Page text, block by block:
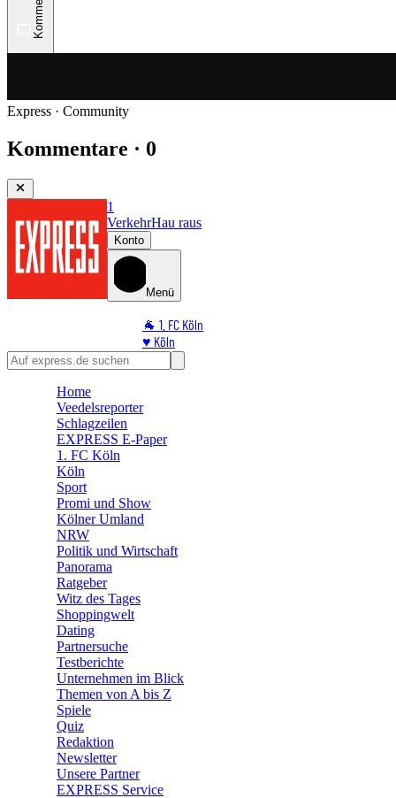
Express · Community
Kommentare · 0
1
VerkehrHau raus
Konto
Menü
🐐 1. FC Köln
♥️ Köln
⭐ Promi
🛒 Shoppingwelt
Home
Veedelsreporter
Schlagzeilen
EXPRESS E-Paper
1. FC Köln
Köln
Sport
Promi und Show
Kölner Umland
NRW
Politik und Wirtschaft
Panorama
Ratgeber
Witz des Tages
Shoppingwelt
Dating
Partnersuche
Testberichte
Unternehmen im Blick
Themen von A bis Z
Spiele
Quiz
Redaktion
Newsletter
Unsere Partner
EXPRESS Service